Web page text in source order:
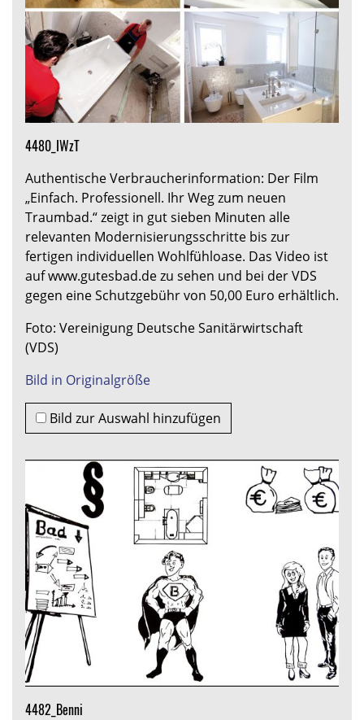
4480_IWzT
Authentische Verbraucherinformation: Der Film
„Einfach. Professionell. Ihr Weg zum neuen
Traumbad.“ zeigt in gut sieben Minuten alle
relevanten Modernisierungsschritte bis zur
fertigen individuellen Wohlfühloase. Das Video ist
auf www.gutesbad.de zu sehen und bei der VDS
gegen eine Schutzgebühr von 50,00 Euro erhältlich.
Foto: Vereinigung Deutsche Sanitärwirtschaft
(VDS)
Bild in Originalgröße
Bild zur Auswahl hinzufügen
4482_Benni